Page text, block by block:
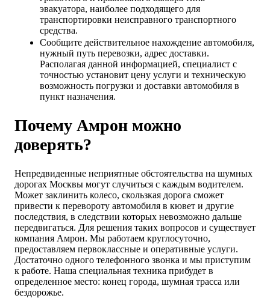
эвакуатора, наиболее подходящего для
транспортировки неисправного транспортного
средства.
Сообщите действительное нахождение автомобиля,
нужный путь перевозки, адрес доставки.
Располагая данной информацией, специалист с
точностью установит цену услуги и техническую
возможность погрузки и доставки автомобиля в
пункт назначения.
Почему Амрон можно
доверять?
Непредвиденные неприятные обстоятельства на шумных
дорогах Москвы могут случиться с каждым водителем.
Может заклинить колесо, скользкая дорога сможет
привести к перевороту автомобиля в кювет и другие
последствия, в следствии которых невозможно дальше
передвигаться. Для решения таких вопросов и существует
компания Амрон. Мы работаем круглосуточно,
предоставляем первоклассные и оперативные услуги.
Достаточно одного телефонного звонка и мы приступим
к работе. Наша специальная техника прибудет в
определенное место: конец города, шумная трасса или
бездорожье.